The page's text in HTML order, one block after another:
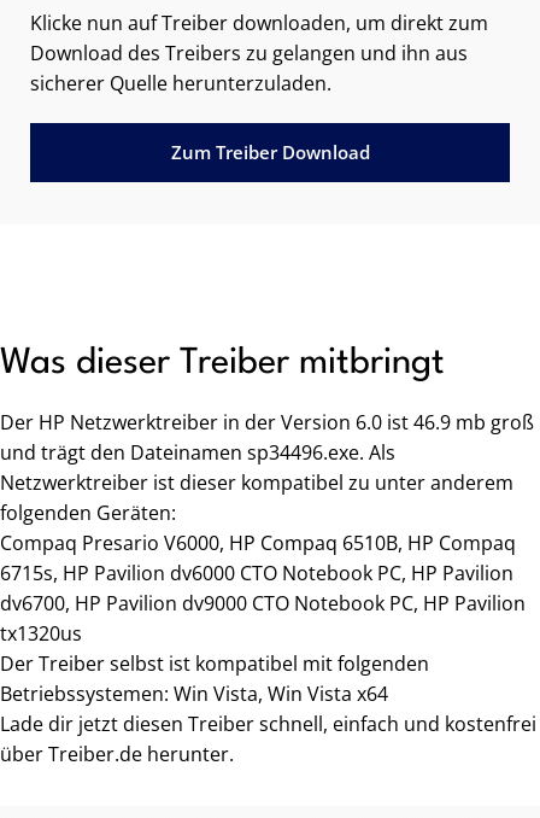
Klicke nun auf Treiber downloaden, um direkt zum
Download des Treibers zu gelangen und ihn aus
sicherer Quelle herunterzuladen.
Zum Treiber Download
Was dieser Treiber mitbringt
Der HP Netzwerktreiber in der Version 6.0 ist 46.9 mb groß
und trägt den Dateinamen sp34496.exe. Als
Netzwerktreiber ist dieser kompatibel zu unter anderem
folgenden Geräten:
Compaq Presario V6000, HP Compaq 6510B, HP Compaq
6715s, HP Pavilion dv6000 CTO Notebook PC, HP Pavilion
dv6700, HP Pavilion dv9000 CTO Notebook PC, HP Pavilion
tx1320us
Der Treiber selbst ist kompatibel mit folgenden
Betriebssystemen: Win Vista, Win Vista x64
Lade dir jetzt diesen Treiber schnell, einfach und kostenfrei
über Treiber.de herunter.